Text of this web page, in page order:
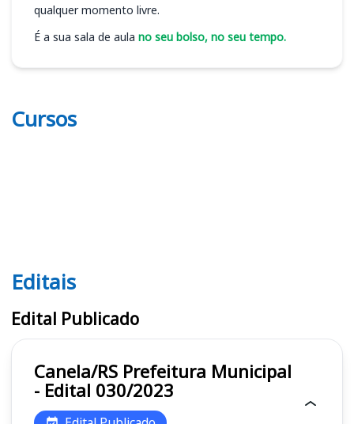
qualquer momento livre.
É a sua sala de aula no seu bolso, no seu tempo.
Cursos
Editais
Editais
Edital Publicado
Canela/RS Prefeitura Municipal
- Edital 030/2023